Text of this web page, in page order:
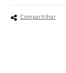
Compartilhar